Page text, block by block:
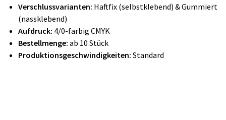
Verschlussvarianten: Haftfix (selbstklebend) & Gummiert
(nassklebend)
Aufdruck: 4/0-farbig CMYK
Bestellmenge: ab 10 Stück
Produktionsgeschwindigkeiten: Standard